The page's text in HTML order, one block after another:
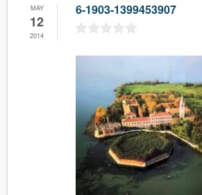
MAY
12
2014
6-1903-1399453907